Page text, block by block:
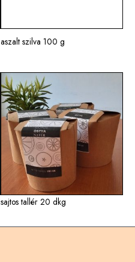
aszalt szilva 100 g
sajtos tallér 20 dkg